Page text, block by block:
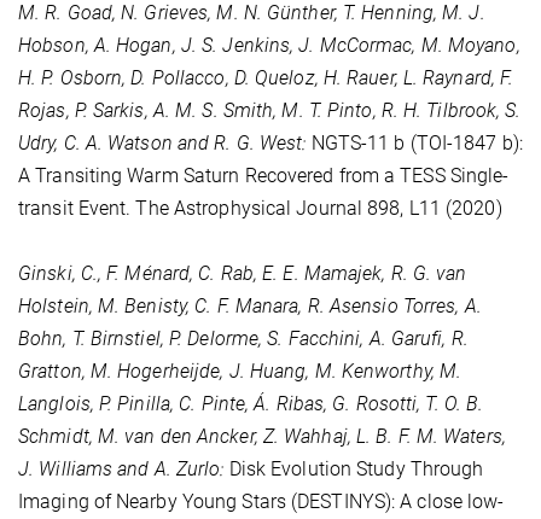
M. R. Goad, N. Grieves, M. N. Günther, T. Henning, M. J.
Hobson, A. Hogan, J. S. Jenkins, J. McCormac, M. Moyano,
H. P. Osborn, D. Pollacco, D. Queloz, H. Rauer, L. Raynard, F.
Rojas, P. Sarkis, A. M. S. Smith, M. T. Pinto, R. H. Tilbrook, S.
Udry, C. A. Watson and R. G. West: NGTS-11 b (TOI-1847 b):
A Transiting Warm Saturn Recovered from a TESS Single-
transit Event. The Astrophysical Journal898, L11 (2020)
Ginski, C., F. Ménard, C. Rab, E. E. Mamajek, R. G. van
Holstein, M. Benisty, C. F. Manara, R. Asensio Torres, A.
Bohn, T. Birnstiel, P. Delorme, S. Facchini, A. Garufi, R.
Gratton, M. Hogerheijde, J. Huang, M. Kenworthy, M.
Langlois, P. Pinilla, C. Pinte, Á. Ribas, G. Rosotti, T. O. B.
Schmidt, M. van den Ancker, Z. Wahhaj, L. B. F. M. Waters,
J. Williams and A. Zurlo: Disk Evolution Study Through
Imaging of Nearby Young Stars (DESTINYS): A close low-